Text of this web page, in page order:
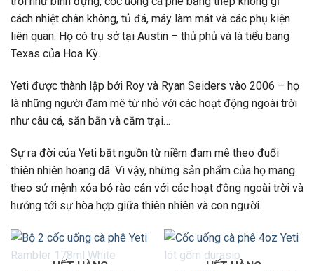
cách nhiệt chân không, tủ đá, máy làm mát và các phụ kiện
liên quan. Họ có trụ sở tại Austin – thủ phủ và là tiểu bang
Texas của Hoa Kỳ.
Yeti được thành lập bởi Roy và Ryan Seiders vào 2006 – họ
là những người đam mê từ nhỏ với các hoạt động ngoài trời
như câu cá, săn bắn và cắm trại…
Sự ra đời của Yeti bắt nguồn từ niềm đam mê theo đuổi
thiên nhiên hoang dã. Vì vậy, những sản phẩm của họ mang
theo sứ mệnh xóa bỏ rào cản với các hoạt đông ngoài trời và
hướng tới sự hòa hợp giữa thiên nhiên và con người.
HẾT HÀNG HẾT HÀNG